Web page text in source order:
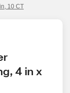
10 CT
4 in x